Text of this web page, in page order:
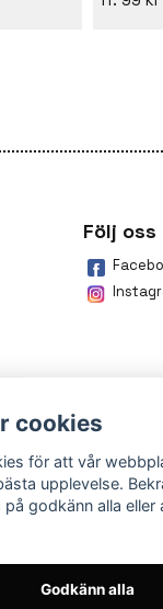
Följ oss
enkelt
cookies
för att vår
upplevelse.
godkänn alla eller
Godkänn alla